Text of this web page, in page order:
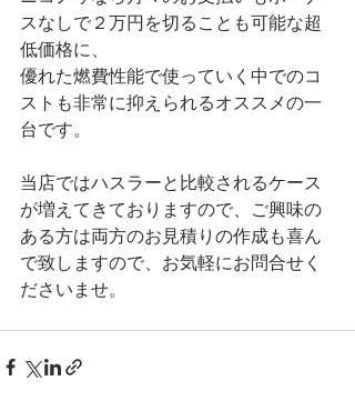
スなしで２万円を切ることも可能な超
低価格に、
優れた燃費性能で使っていく中でのコ
ストも非常に抑えられるオススメの一
台です。
当店ではハスラーと比較されるケース
が増えてきておりますので、ご興味の
ある方は両方のお見積りの作成も喜ん
で致しますので、お気軽にお問合せく
ださいませ。